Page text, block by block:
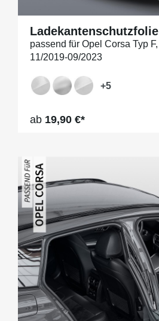
Ladekantenschutzfolie
passend für Opel Corsa Typ F, GS-Line, BJ
11/2019-09/2023
+5
Regulärer Preis:
ab 19,90 €*